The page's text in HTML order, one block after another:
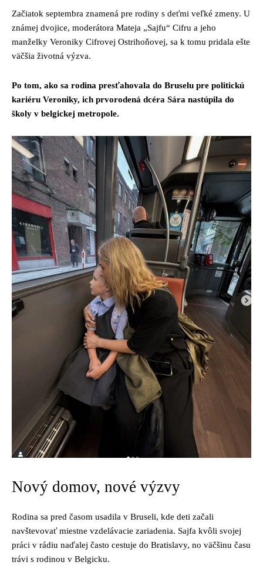
Začiatok septembra znamená pre rodiny s deťmi veľké zmeny. U
známej dvojice, moderátora Mateja „Sajfu“ Cifru a jeho
manželky Veroniky Cifrovej Ostrihoňovej, sa k tomu pridala ešte
väčšia životná výzva.
Po tom, ako sa rodina presťahovala do Bruselu pre politickú
kariéru Veroniky, ich prvorodená dcéra Sára nastúpila do
školy v belgickej metropole.
Nový domov, nové výzvy
Rodina sa pred časom usadila v Bruseli, kde deti začali
navštevovať miestne vzdelávacie zariadenia. Sajfa kvôli svojej
práci v rádiu naďalej často cestuje do Bratislavy, no väčšinu času
trávi s rodinou v Belgicku.